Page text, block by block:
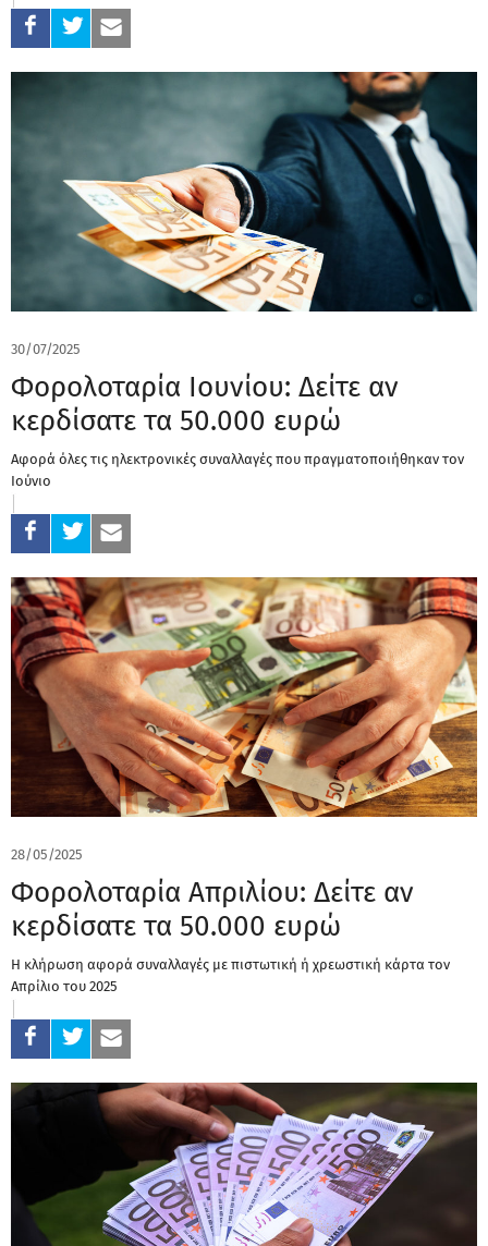
30/07/2025
Φορολοταρία Ιουνίου: Δείτε αν
κερδίσατε τα 50.000 ευρώ
Αφορά όλες τις ηλεκτρονικές συναλλαγές που πραγματοποιήθηκαν τον
Ιούνιο
28/05/2025
Φορολοταρία Απριλίου: Δείτε αν
κερδίσατε τα 50.000 ευρώ
Η κλήρωση αφορά συναλλαγές με πιστωτική ή χρεωστική κάρτα τον
Απρίλιο του 2025